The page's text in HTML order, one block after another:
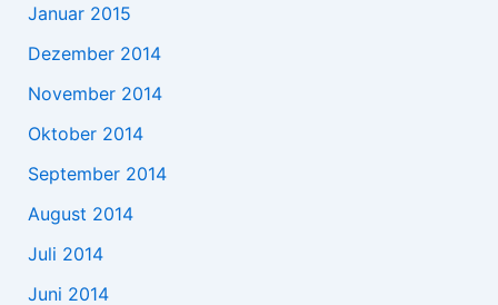
Januar 2015
Dezember 2014
November 2014
Oktober 2014
September 2014
August 2014
Juli 2014
Juni 2014